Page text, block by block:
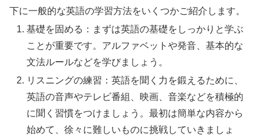
下に一般的な英語の学習方法をいくつかご紹介します。
基礎を固める：まずは英語の基礎をしっかりと学ぶ
ことが重要です。アルファベットや発音、基本的な
文法ルールなどを学びましょう。
リスニングの練習：英語を聞く力を鍛えるために、
英語の音声やテレビ番組、映画、音楽などを積極的
に聞く習慣をつけましょう。最初は簡単な内容から
始めて、徐々に難しいものに挑戦していきましょ